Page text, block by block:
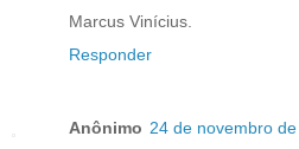
Marcus Vinícius.
Responder
Anônimo 24 de novembro